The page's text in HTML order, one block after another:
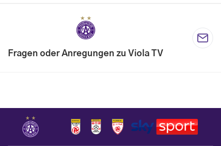
Fragen oder Anregungen zu Viola TV